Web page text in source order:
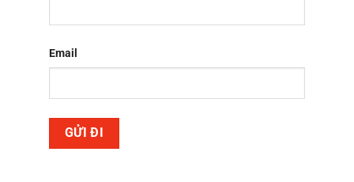
Email